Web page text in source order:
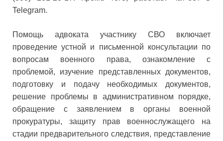
Telegram.
Помощь адвоката участнику СВО включает
проведение устной и письменной консультации по
вопросам военного права, ознакомление с
проблемой, изучение представленных документов,
подготовку и подачу необходимых документов,
решение проблемы в административном порядке,
обращение с заявлением в органы военной
прокуратуры, защиту прав военнослужащего на
стадии предварительного следствия, представление